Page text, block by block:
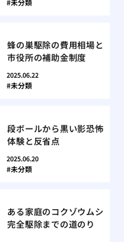
蜂の巣駆除の費用相場と
市役所の補助金制度
2025.06.22
未分類
段ボールから黒い影恐怖
体験と反省点
2025.06.20
未分類
ある家庭のコクゾウムシ
完全駆除までの道のり